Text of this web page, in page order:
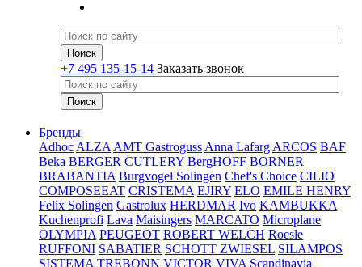
+7 495 135-15-14 Заказать звонок
Бренды
Adhoc ALZA AMT Gastroguss Anna Lafarg ARCOS BAF
Beka BERGER CUTLERY BergHOFF BORNER
BRABANTIA Burgvogel Solingen Chef's Choice CILIO
COMPOSEEAT CRISTEMA EJIRY ELO EMILE HENRY
Felix Solingen Gastrolux HERDMAR Ivo KAMBUKKA
Kuchenprofi Lava Maisingers MARCATO Microplane
OLYMPIA PEUGEOT ROBERT WELCH Roesle
RUFFONI SABATIER SCHOTT ZWIESEL SILAMPOS
SISTEMA TREBONN VICTOR VIVA Scandinavia